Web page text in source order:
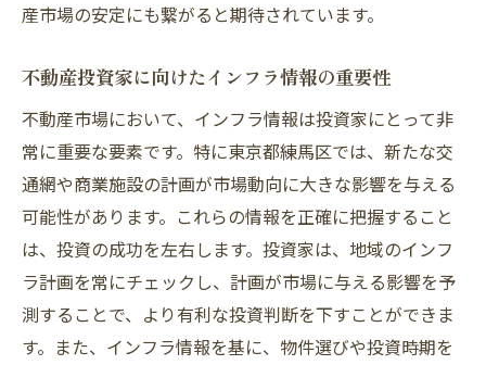
産市場の安定にも繋がると期待されています。
不動産投資家に向けたインフラ情報の重要性
不動産市場において、インフラ情報は投資家にとって非
常に重要な要素です。特に東京都練馬区では、新たな交
通網や商業施設の計画が市場動向に大きな影響を与える
可能性があります。これらの情報を正確に把握すること
は、投資の成功を左右します。投資家は、地域のインフ
ラ計画を常にチェックし、計画が市場に与える影響を予
測することで、より有利な投資判断を下すことができま
す。また、インフラ情報を基に、物件選びや投資時期を